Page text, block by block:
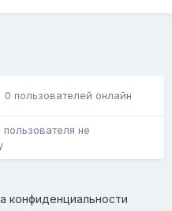
0 пользователей онлайн
не
конфиденциальности